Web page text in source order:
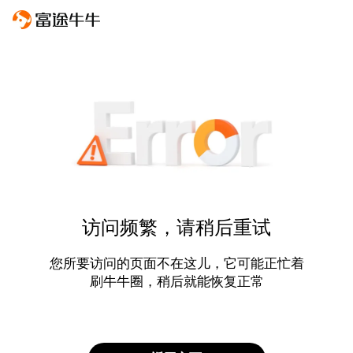
访问频繁，请稍后重试
您所要访问的页面不在这儿，它可能正忙着
刷牛牛圈，稍后就能恢复正常